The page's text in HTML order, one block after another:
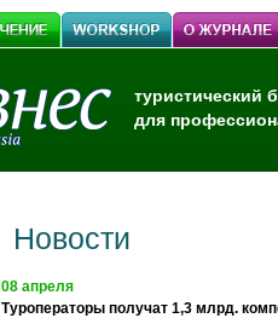
туристический
для
Новости
08 апреля
Туроператоры получат 1,3 млрд.